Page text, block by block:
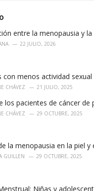
entre la menopausia y
22 JULIO, 2026
con menos actividad
CHÁVEZ 21 JULIO, 2025
los pacientes de cáncer
CHÁVEZ 29 OCTUBRE, 2025
la menopausia en la piel
GUILLEN 29 OCTUBRE, 2025
Niñas y